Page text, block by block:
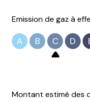
Emission de gaz à
A B C D
Montant estimé des